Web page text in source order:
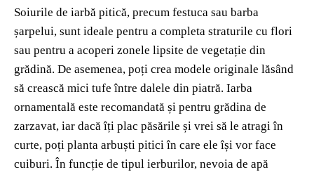
Soiurile de iarbă pitică, precum festuca sau barba
șarpelui, sunt ideale pentru a completa straturile cu flori
sau pentru a acoperi zonele lipsite de vegetație din
grădină. De asemenea, poți crea modele originale lăsând
să crească mici tufe între dalele din piatră. Iarba
ornamentală este recomandată și pentru grădina de
zarzavat, iar dacă îți plac păsările și vrei să le atragi în
curte, poți planta arbuști pitici în care ele își vor face
cuiburi. În funcție de tipul ierburilor, nevoia de apă